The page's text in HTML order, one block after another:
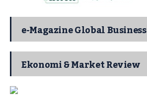
e-Magazine Global Business
Ekonomi & Market Review